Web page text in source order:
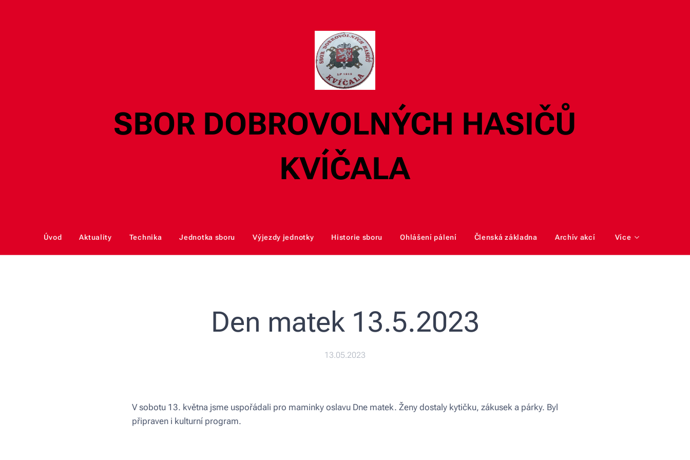
SBOR DOBROVOLNÝCH HASIČŮ
KVÍČALA
Úvod Aktuality Technika Jednotka sboru Výjezdy jednotky Historie sboru Ohlášení pálení Členská základna Archív akcí Více
Den matek 13.5.2023
13.05.2023
V sobotu 13. května jsme uspořádali pro maminky oslavu Dne matek. Ženy dostaly kytičku, zákusek a párky. Byl
připraven i kulturní program.